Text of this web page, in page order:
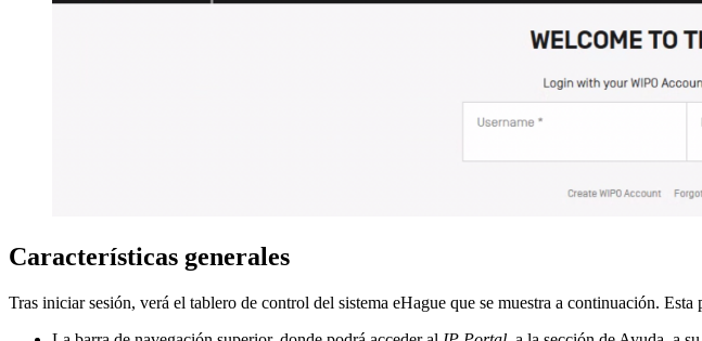
Características generales
Tras iniciar sesión, verá el tablero de control del sistema eHague que se muestra a continuación.